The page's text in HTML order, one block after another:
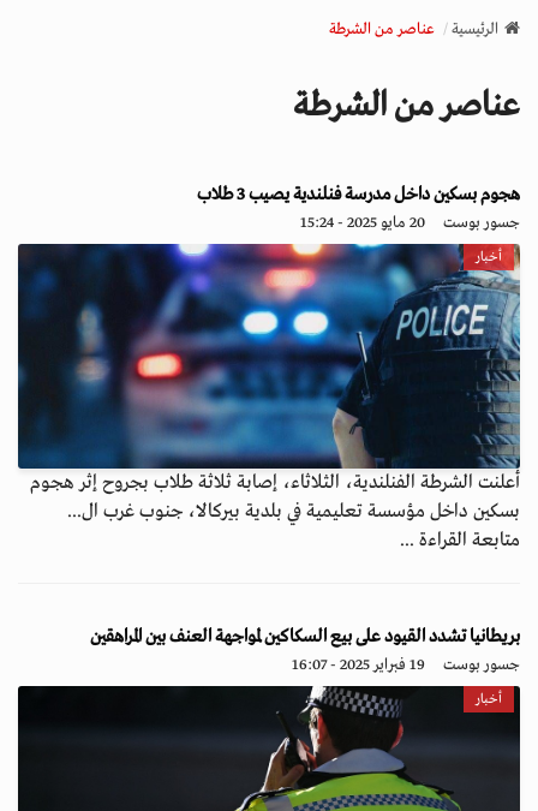
v
a
o
n
الرئيسية عناصر من الشرطة
عناصر من الشرطة
هجوم بسكين داخل مدرسة فنلندية يصيب 3 طلاب
جسور بوست 20 مايو 2025 - 15:24
أخبار
أعلنت الشرطة الفنلندية، الثلاثاء، إصابة ثلاثة طلاب بجروح إثر هجوم
بسكين داخل مؤسسة تعليمية في بلدية بيركالا، جنوب غرب ال...
متابعة القراءة ...
بريطانيا تشدد القيود على بيع السكاكين لمواجهة العنف بين المراهقين
جسور بوست 19 فبراير 2025 - 16:07
أخبار